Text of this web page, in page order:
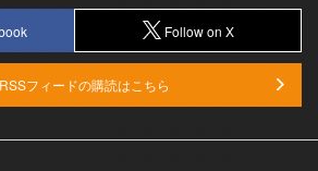
Follow on X
フィードの購読はこちら